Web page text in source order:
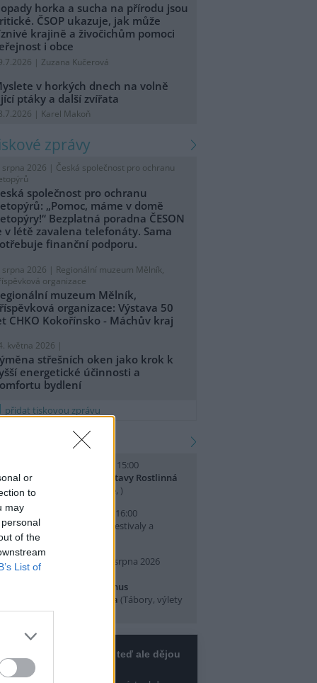
or
to
may
of the
List of
horka a sucha na přírodu jsou
ČSOP ukazuje, jak může
krajině a živočichům pomoci
i obce
| Zuzana Kučerová
v horkých dnech na volně
ptáky a další zvířata
| Karel Makoň
zprávy
srpna 2026 | Česká společnost pro ochranu
společnost pro ochranu
„Pomoc, máme v domě
Bezplatná poradna ČESON
v létě zavalena telefonáty. Sama
finanční podporu.
srpna 2026 | Regionální muzeum Mělník,
organizace
muzeum Mělník,
organizace: Výstava 50
CHKO Kokořínsko - Máchův kraj
května 2026 |
střešních oken jako krok k
energetické účinnosti a
bydlení
přidat tiskovou zprávu
akcí
srpna 2026 (sobota) 14:00 - 15:00
prohlídky výstavy Rostlinná
(Přednášky a diskuse, )
srpna 2026 (neděle) 10:00 - 16:00
Světového dne lvů
(Festivaly a
Praha 7 )
srpna 2026 (pondělí) - 14. srpna 2026
si v Pralese - 2. turnus
letního tábora (Tábory, výlety
akce, Praha 19 )